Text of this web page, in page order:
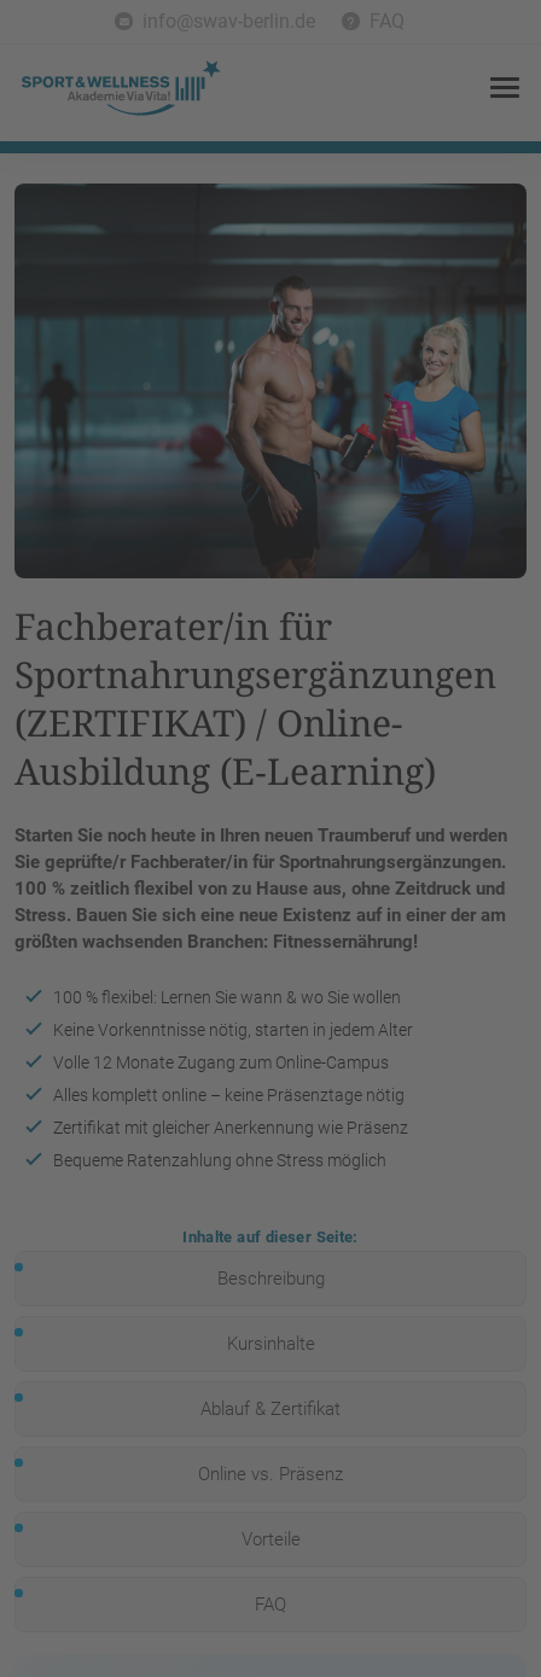
info@swav-berlin.de FAQ
Fachberater/in für
Sportnahrungsergänzungen
(ZERTIFIKAT) / Online-
Ausbildung (E‑Learning)
Starten Sie noch heute in Ihren neuen Traumberuf und werden
Sie geprüfte/r Fachberater/in für Sportnahrungsergänzungen.
100 % zeitlich flexibel von zu Hause aus, ohne Zeitdruck und
Stress. Bauen Sie sich eine neue Existenz auf in einer der am
größten wachsenden Branchen: Fitnessernährung!
100 % flexibel: Lernen Sie wann & wo Sie wollen
Keine Vorkenntnisse nötig, starten in jedem Alter
Volle 12 Monate Zugang zum Online-Campus
Alles komplett online – keine Präsenztage nötig
Zertifikat mit gleicher Anerkennung wie Präsenz
Bequeme Ratenzahlung ohne Stress möglich
Inhalte auf dieser Seite:
Beschreibung
Kursinhalte
Ablauf & Zertifikat
Online vs. Präsenz
Vorteile
FAQ